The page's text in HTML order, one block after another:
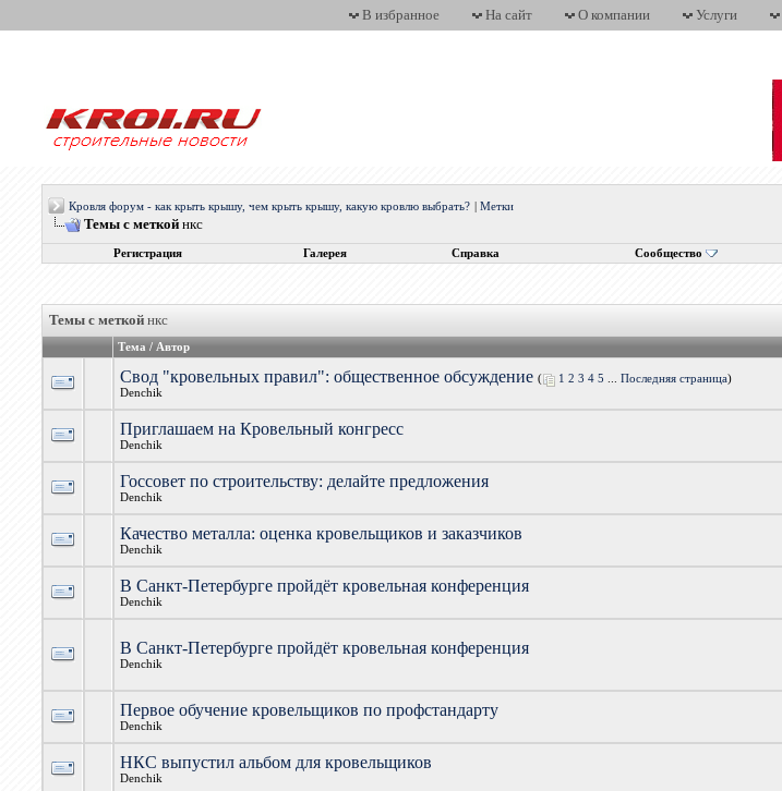
В избранное На сайт О компании Услуги
Кровля форум - как крыть крышу, чем крыть крышу, какую кровлю выбрать? |Метки
Темы с меткойнкс
Регистрация Галерея Справка Сообщество
Темы с меткойнкс
Тема / Автор
Свод "кровельных правил": общественное обсуждение ( 1 2 3 4 5 ...Последняя страница)
Denchik
Приглашаем на Кровельный конгресс
Denchik
Госсовет по строительству: делайте предложения
Denchik
Качество металла: оценка кровельщиков и заказчиков
Denchik
В Санкт-Петербурге пройдёт кровельная конференция
Denchik
В Санкт-Петербурге пройдёт кровельная конференция
Denchik
Первое обучение кровельщиков по профстандарту
Denchik
НКС выпустил альбом для кровельщиков
Denchik